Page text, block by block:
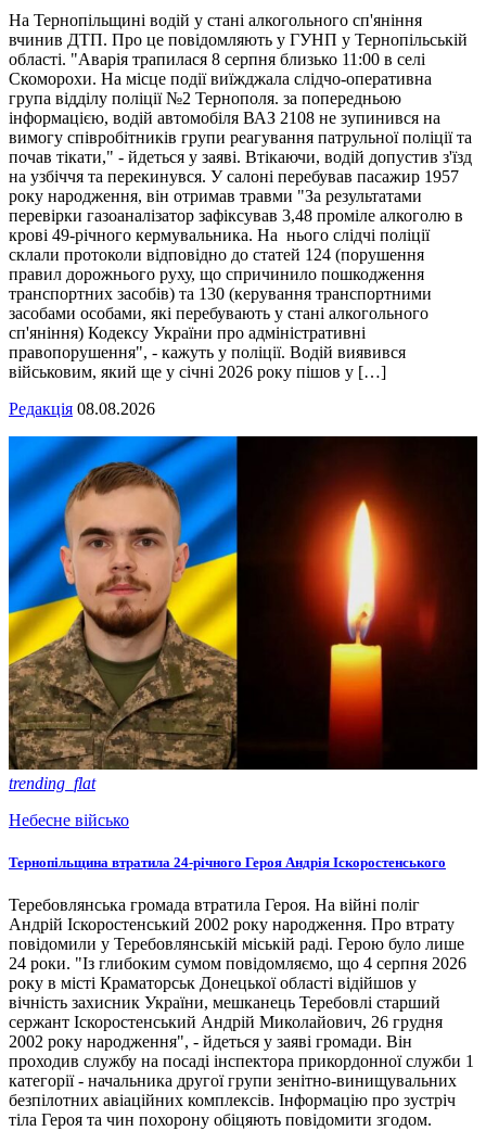
На Тернопільщині водій у стані алкогольного сп'яніння
вчинив ДТП. Про це повідомляють у ГУНП у Тернопільській
області. "Аварія трапилася 8 серпня близько 11:00 в селі
Скоморохи. На місце події виїжджала слідчо-оперативна
група відділу поліції №2 Тернополя. за попередньою
інформацією, водій автомобіля ВАЗ 2108 не зупинився на
вимогу співробітників групи реагування патрульної поліції та
почав тікати," - йдеться у заяві. Втікаючи, водій допустив з'їзд
на узбіччя та перекинувся. У салоні перебував пасажир 1957
року народження, він отримав травми "За результатами
перевірки газоаналізатор зафіксував 3,48 проміле алкоголю в
крові 49-річного кермувальника. На нього слідчі поліції
склали протоколи відповідно до статей 124 (порушення
правил дорожнього руху, що спричинило пошкодження
транспортних засобів) та 130 (керування транспортними
засобами особами, які перебувають у стані алкогольного
сп'яніння) Кодексу України про адміністративні
правопорушення", - кажуть у поліції. Водій виявився
військовим, який ще у січні 2026 року пішов у […]
Редакція 08.08.2026
trending_flat
Небесне військо
Тернопільщина втратила 24-річного Героя Андрія Іскоростенського
Теребовлянська громада втратила Героя. На війні поліг
Андрій Іскоростенський 2002 року народження. Про втрату
повідомили у Теребовлянській міській раді. Герою було лише
24 роки. "Із глибоким сумом повідомляємо, що 4 серпня 2026
року в місті Краматорськ Донецької області відійшов у
вічність захисник України, мешканець Теребовлі старший
сержант Іскоростенський Андрій Миколайович, 26 грудня
2002 року народження", - йдеться у заяві громади. Він
проходив службу на посаді інспектора прикордонної служби 1
категорії - начальника другої групи зенітно-винищувальних
безпілотних авіаційних комплексів. Інформацію про зустріч
тіла Героя та чин похорону обіцяють повідомити згодом.